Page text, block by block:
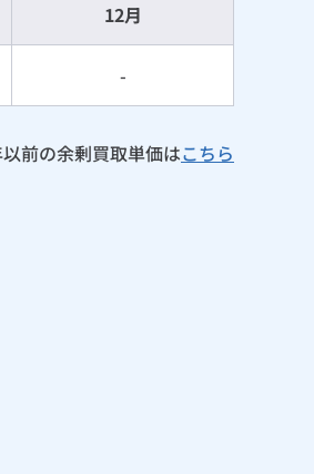
12月
-
前の余剰買取単価はこちら